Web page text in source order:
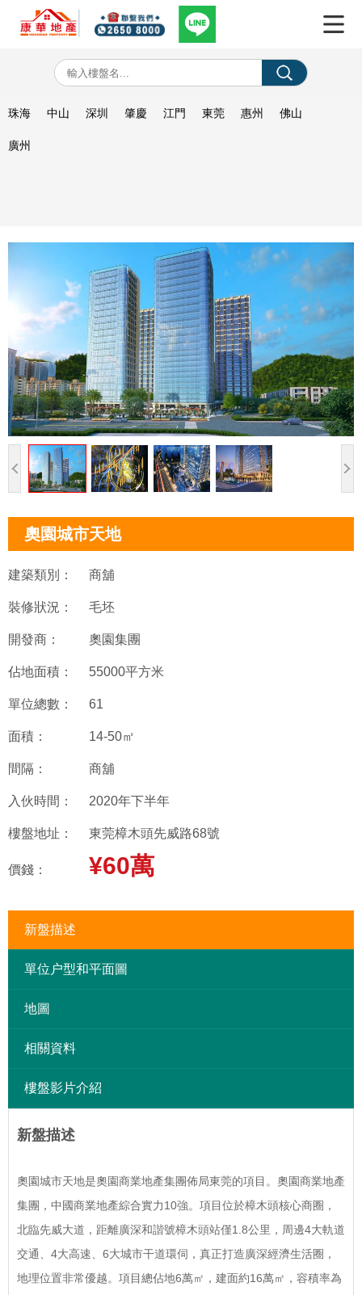
珠海 中山 深圳 肇慶 江門 東莞 惠州 佛山
廣州
奧園城市天地
建築類別： 商舖
裝修狀況： 毛坯
開發商： 奧園集團
佔地面積： 55000平方米
單位總數： 61
面積： 14-50㎡
間隔： 商舖
入伙時間： 2020年下半年
樓盤地址： 東莞樟木頭先威路68號
價錢： ¥60萬
新盤描述
單位户型和平面圖
地圖
相關資料
樓盤影片介紹
新盤描述
奧園城市天地是奧園商業地產集團佈局東莞的項目。奧園商業地產
集團，中國商業地產綜合實力10強。項目位於樟木頭核心商圈，
北臨先威大道，距離廣深和諧號樟木頭站僅1.8公里，周邊4大軌道
交通、4大高速、6大城市干道環伺，真正打造廣深經濟生活圈，
地理位置非常優越。項目總佔地6萬㎡，建面約16萬㎡，容積率為